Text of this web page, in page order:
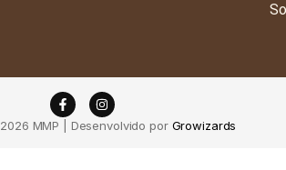
MMP | Desenvolvido por Growizards